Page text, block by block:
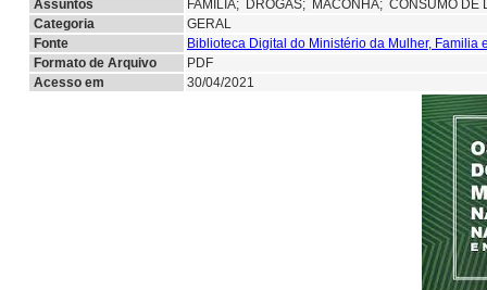
Assuntos
FAMILIA; DROGAS; MACONHA; CONSUMO DE
Categoria
GERAL
Fonte
Biblioteca Digital do Ministério da Mulher, Familia
Formato de Arquivo
PDF
Acesso em
30/04/2021